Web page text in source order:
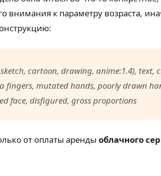
внимания к параметру возраста,
cartoon, drawing, anime:1.4),
mutated hands, poorly drawn
face, disfigured, gross proportions
от оплаты аренды облачного